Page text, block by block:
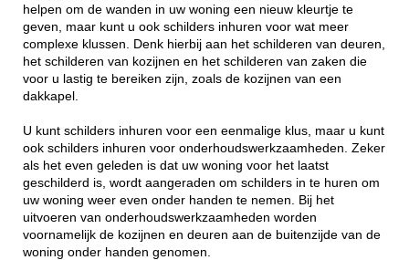
helpen om de wanden in uw woning een nieuw kleurtje te
geven, maar kunt u ook schilders inhuren voor wat meer
complexe klussen. Denk hierbij aan het schilderen van deuren,
het schilderen van kozijnen en het schilderen van zaken die
voor u lastig te bereiken zijn, zoals de kozijnen van een
dakkapel.
U kunt schilders inhuren voor een eenmalige klus, maar u kunt
ook schilders inhuren voor onderhoudswerkzaamheden. Zeker
als het even geleden is dat uw woning voor het laatst
geschilderd is, wordt aangeraden om schilders in te huren om
uw woning weer even onder handen te nemen. Bij het
uitvoeren van onderhoudswerkzaamheden worden
voornamelijk de kozijnen en deuren aan de buitenzijde van de
woning onder handen genomen.